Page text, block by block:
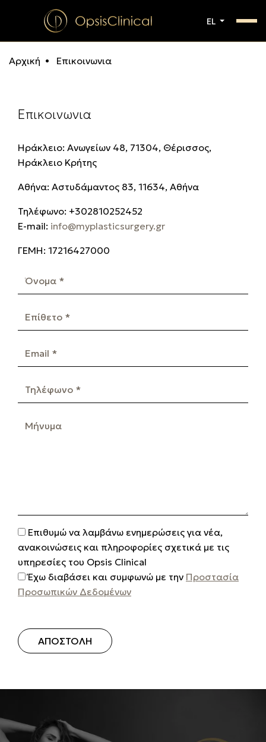
EL
Αρχική Επικοινωνια
Επικοινωνια
Ηράκλειο: Ανωγείων 48, 71304, Θέρισσος,
Ηράκλειο Κρήτης
Αθήνα: Αστυδάμαντος 83, 11634, Αθήνα
Τηλέφωνo: +302810252452
E-mail: info@myplasticsurgery.gr
ΓΕΜΗ: 17216427000
Επίθετο *
Τηλέφωνο *
Μήνυμα
Επιθυμώ να λαμβάνω ενημερώσεις για νέα,
ανακοινώσεις και πληροφορίες σχετικά με τις
υπηρεσίες του Opsis Clinical
Έχω διαβάσει και συμφωνώ με την Προστασία
Προσωπικών Δεδομένων
ΑΠΟΣΤΟΛΗ